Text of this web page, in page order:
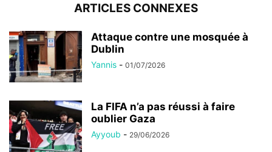
ARTICLES CONNEXES
Attaque contre une mosquée à
Dublin
Yannis - 01/07/2026
La FIFA n’a pas réussi à faire
oublier Gaza
Ayyoub - 29/06/2026